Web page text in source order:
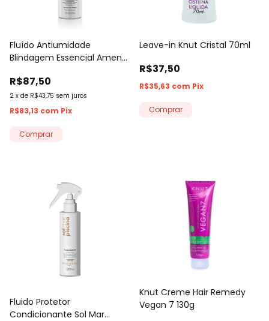
Fluído Antiumidade
Blindagem Essencial Amend
R$87,50
2 x de R$43,75 sem juros
R$83,13 com Pix
Leave-in Knut Cristal 70ml
R$37,50
R$35,63 com Pix
Fluido Protetor
Condicionante Sol Mar
Knut Creme Hair Remedy
Vegan 7 130g